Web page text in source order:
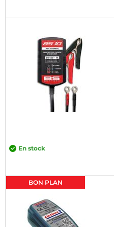
En stock
BON PLAN